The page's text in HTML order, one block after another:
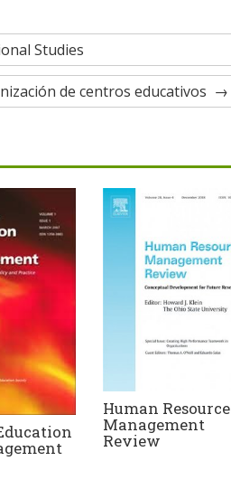
Studies
de centros educativos
Human Resource
Management
Review